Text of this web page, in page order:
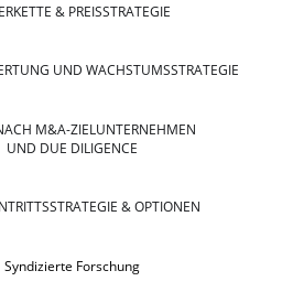
& PREISSTRATEGIE
UND WACHSTUMSSTRATEGIE
M&A-ZIELUNTERNEHMEN
UND DUE DILIGENCE
& OPTIONEN
Syndizierte Forschung